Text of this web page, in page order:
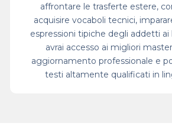
affrontare le trasferte estere,
acquisire vocaboli tecnici,
espressioni tipiche degli addetti ai
avrai accesso ai migliori
aggiornamento professionale e
testi altamente qualificati in